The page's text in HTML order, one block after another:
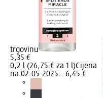
trgovinu
5,35 €
0,2 l (26,75 € za 1 l)Cijena
na 02.05.2025.: 6,45 €